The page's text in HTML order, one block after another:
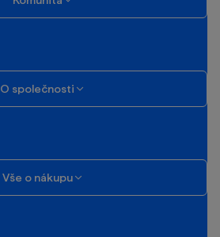
O společnosti
Vše o nákupu